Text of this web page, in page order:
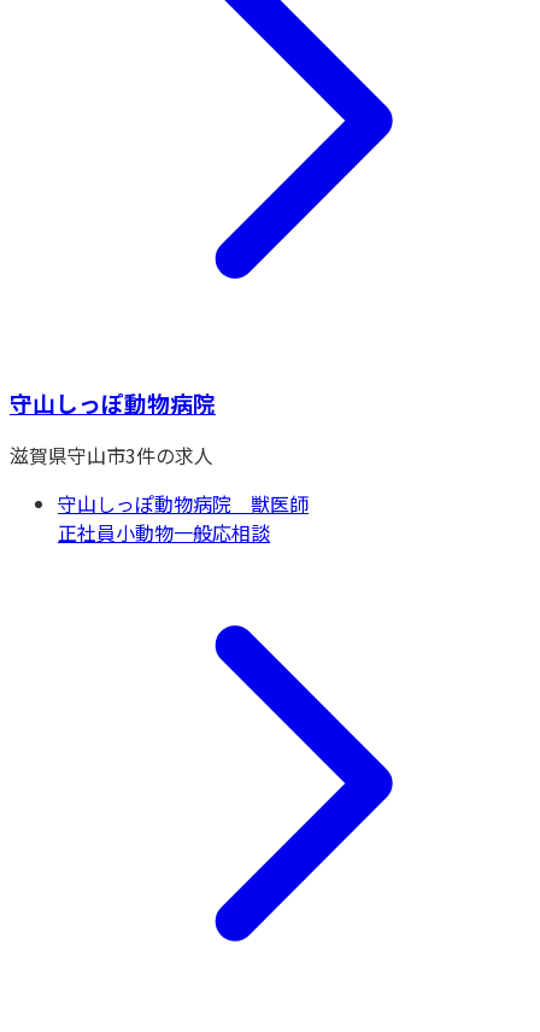
守山しっぽ動物病院
滋賀県守山市3件の求人
守山しっぽ動物病院 獣医師
正社員小動物一般応相談